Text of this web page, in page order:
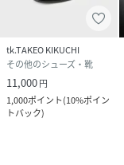
tk.TAKEO KIKUCHI
その他のシューズ・靴
11,000円
1,000ポイント(10%ポイン
トバック)